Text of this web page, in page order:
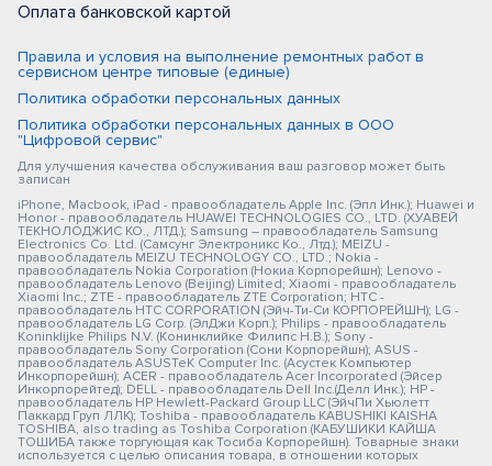
Оплата банковской картой
Правила и условия на выполнение ремонтных работ в
сервисном центре типовые (единые)
Политика обработки персональных данных
Политика обработки персональных данных в ООО
"Цифровой сервис"
Для улучшения качества обслуживания ваш разговор может быть
записан
iPhone, Macbook, iPad - правообладатель Apple Inc. (Эпл Инк.); Huawei и
Honor - правообладатель HUAWEI TECHNOLOGIES CO., LTD. (ХУАВЕЙ
ТЕКНОЛОДЖИС КО., ЛТД.); Samsung – правообладатель Samsung
Electronics Co. Ltd. (Самсунг Электроникс Ко., Лтд.); MEIZU -
правообладатель MEIZU TECHNOLOGY CO., LTD.; Nokia -
правообладатель Nokia Corporation (Нокиа Корпорейшн); Lenovo -
правообладатель Lenovo (Beijing) Limited; Xiaomi - правообладатель
Xiaomi Inc.; ZTE - правообладатель ZTE Corporation; HTC -
правообладатель HTC CORPORATION (Эйч-Ти-Си КОРПОРЕЙШН); LG -
правообладатель LG Corp. (ЭлДжи Корп.); Philips - правообладатель
Koninklijke Philips N.V. (Конинклийке Филипс Н.В.); Sony -
правообладатель Sony Corporation (Сони Корпорейшн); ASUS -
правообладатель ASUSTeK Computer Inc. (Асустек Компьютер
Инкорпорейшн); ACER - правообладатель Acer Incorporated (Эйсер
Инкорпорейтед); DELL - правообладатель Dell Inc.(Делл Инк.); HP -
правообладатель HP Hewlett-Packard Group LLC (ЭйчПи Хьюлетт
Паккард Груп ЛЛК); Toshiba - правообладатель KABUSHIKI KAISHA
TOSHIBA, also trading as Toshiba Corporation (КАБУШИКИ КАЙША
ТОШИБА также торгующая как Тосиба Корпорейшн). Товарные знаки
используется с целью описания товара, в отношении которых